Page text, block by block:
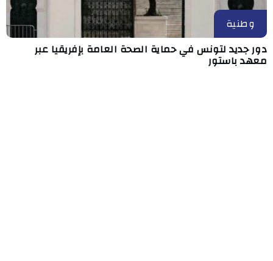
وطنية
دور جديد لتونس في حماية الصحة العامة بإفريقيا عبر
معهد باستور